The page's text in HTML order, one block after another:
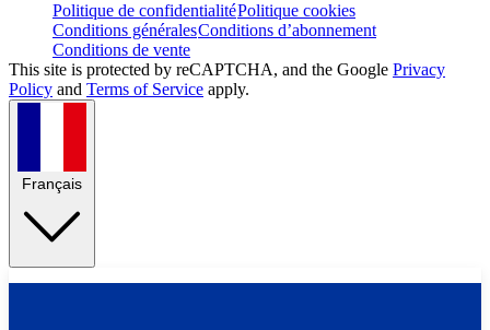
Politique de confidentialitéPolitique cookies
Conditions généralesConditions d’abonnement
Conditions de vente
This site is protected by reCAPTCHA, and the Google Privacy
Policy and Terms of Service apply.
Français